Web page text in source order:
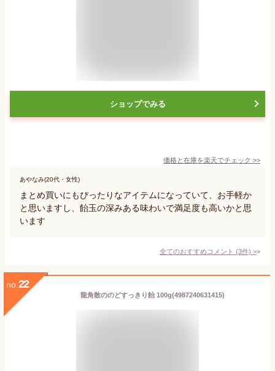
ショップでみる
価格と在庫を楽天でチェック >>
あやなみ(20代・女性)
まとめ買いにもぴったりなアイテムになっていて、お手軽か
と思いますし、飴玉の深みある味わいで満足度も高いかと思
います
全てのおすすめコメント (3件) >
no. 22
龍角散ののどすっきり飴 100g(4987240631415)